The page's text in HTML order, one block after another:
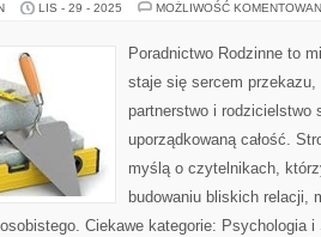
LIS - 29 - 2025 MOŻLIWOŚĆ
Poradnictwo Rodzinne to
staje się sercem
partnerstwo i rodzicielstwo
uporządkowaną całość.
myślą o czytelnikach,
budowaniu bliskich relacji,
Ciekawe kategorie: Psychologia